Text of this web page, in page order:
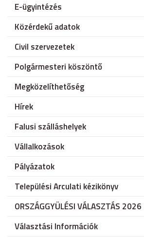
E-ügyintézés
Közérdekű adatok
Civil szervezetek
Polgármesteri köszöntő
Megközelíthetőség
Hírek
Falusi szálláshelyek
Vállalkozások
Pályázatok
Települési Arculati kézikönyv
ORSZÁGGYÜLÉSI VÁLASZTÁS 2026
Választási Információk